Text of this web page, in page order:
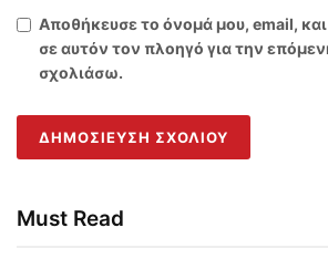
Αποθήκευσε το όνομά μου, email,
σε αυτόν τον πλοηγό για την
σχολιάσω.
Must Read